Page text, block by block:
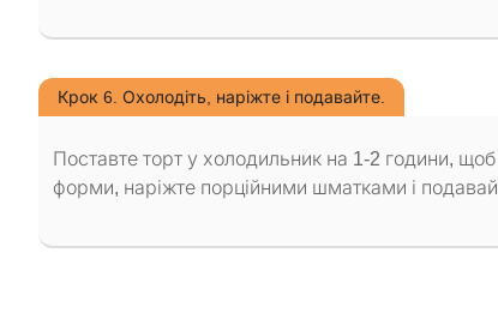
Крок 6. Охолодіть, наріжте і подавайте.
Поставте торт у холодильник на 1-2 години,
форми, наріжте порційними шматками і